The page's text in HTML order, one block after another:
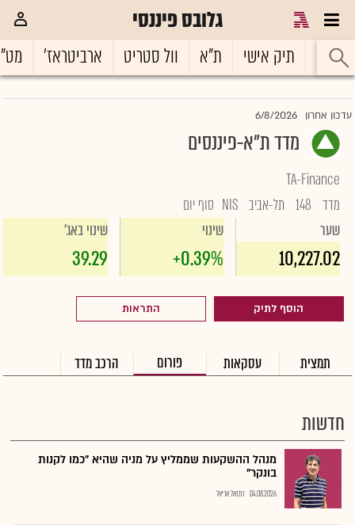
גלובס פיננסי
ראשי תיק אישי ת"א וול סטריט ארביטראז'
עדכון אחרון 6/8/2026
מדד ת"א-פיננסים
TA-Finance
מדד 148 תל-אביב NIS סוף יום
שער
10,227.02
שינוי
+0.39%
שינוי באג'
39.29
הוסף לתיק התראות
תמצית עסקאות פורום הרכב מדד
חדשות
מנהל ההשקעות שממליץ על מניה שהיא "כמו לקנות
בונקר"
04.08.2026 נתנאל אריאל